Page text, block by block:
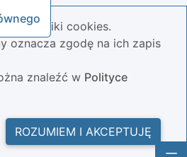
pliki cookies.
oznacza zgodę na ich zapis
znaleźć w Polityce
ROZUMIEM I AKCEPTUJĘ